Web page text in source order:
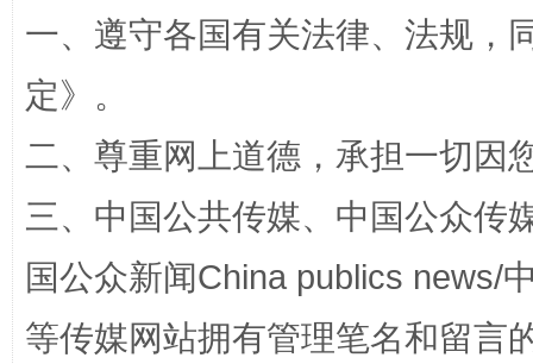
招工难、用工荒背后
一、遵守各国有关法律、法规，
定》。
二、尊重网上道德，承担一切因
三、中国公共传媒、中国公众传
国公众新闻China publics news/
等传媒网站拥有管理笔名和留言